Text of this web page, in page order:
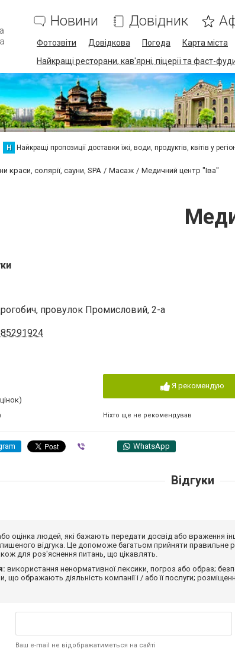
Новини Довідник
Фотозвіти Довідкова Погода Карта міста
Найкращі ресторани, кав'ярні, піцерії та фаст-
Н Найкращі пропозиції доставки їжі, води, продуктів, квітів у
краси, солярії, сауни, SPA Масаж Медичний центр "Іва"
провулок Промисловий, 2-а
Я рекомендую
Ніхто ще не рекомендував
WhatsApp
Відгуки
оцінка людей, які бажають передати досвід або
відгука. Це допоможе багатьом прийняти правильне
для роз'яснення питань, що цікавлять.
використання ненормативної лексики, погроз або образ;
що ображають діяльність компанії і / або її послуги;
Ваш e-mail не відображатиметься на сайті